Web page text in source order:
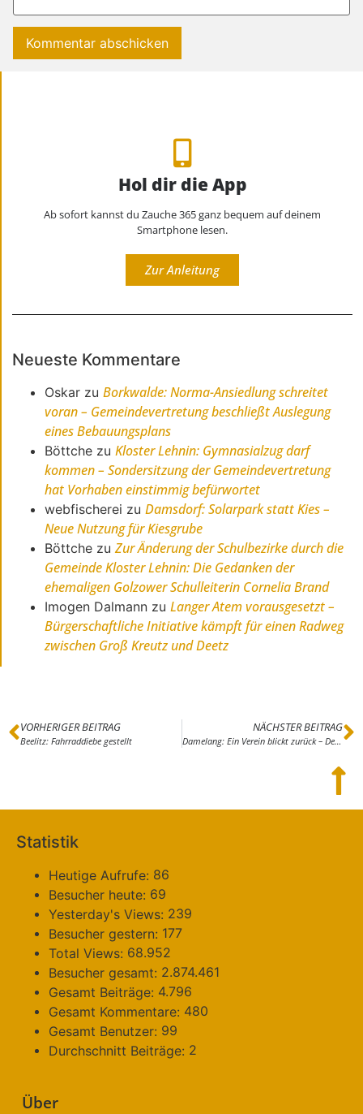
Hol dir die App
Ab sofort kannst du Zauche 365 ganz bequem auf deinem
Smartphone lesen.
Zur Anleitung
Neueste Kommentare
Oskar zuBorkwalde: Norma-Ansiedlung schreitet
voran – Gemeindevertretung beschließt Auslegung
eines Bebauungsplans
Böttche zuKloster Lehnin: Gymnasialzug darf
kommen – Sondersitzung der Gemeindevertretung
hat Vorhaben einstimmig befürwortet
webfischerei zuDamsdorf: Solarpark statt Kies –
Neue Nutzung für Kiesgrube
Böttche zuZur Änderung der Schulbezirke durch die
Gemeinde Kloster Lehnin: Die Gedanken der
ehemaligen Golzower Schulleiterin Cornelia Brand
Imogen Dalmann zuLanger Atem vorausgesetzt –
Bürgerschaftliche Initiative kämpft für einen Radweg
zwischen Groß Kreutz und Deetz
VORHERIGER BEITRAG
Beelitz: Fahrraddiebe gestellt
NÄCHSTER BEITRAG
Damelang: Ein Verein blickt zurück – Der DFFV feierte sein 20jähriges Bestehen
Statistik
Heutige Aufrufe: 86
Besucher heute: 69
Yesterday's Views: 239
Besucher gestern: 177
Total Views: 68.952
Besucher gesamt: 2.874.461
Gesamt Beiträge: 4.796
Gesamt Kommentare: 480
Gesamt Benutzer: 99
Durchschnitt Beiträge: 2
Über